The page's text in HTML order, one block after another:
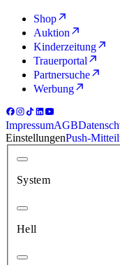
Shop
Auktion
Kinderzeitung
Trauerportal
Partnersuche
Werbung
ImpressumAGB
EinstellungenPush-
System
Hell